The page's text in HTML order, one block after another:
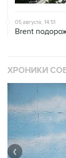
05 августа, 14:51
Brent
ХРОНИКИ
❮